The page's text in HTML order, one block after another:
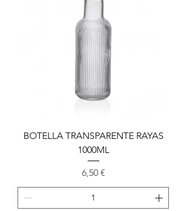
BOTELLA TRANSPARENTE RAYAS
1000ML
Prix
6,50 €